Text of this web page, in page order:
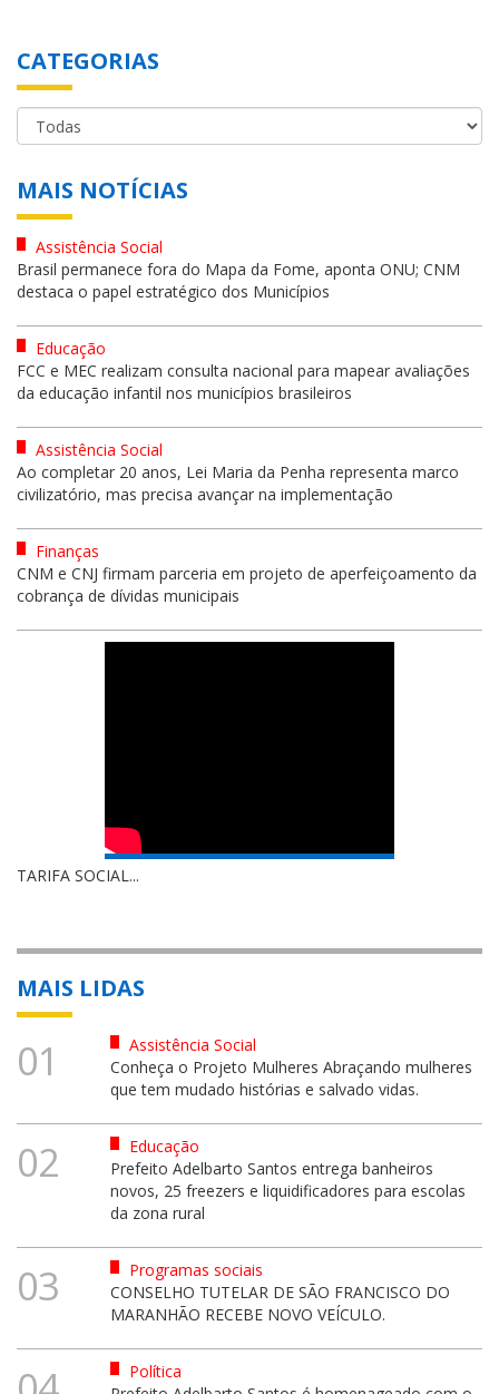
CATEGORIAS
MAIS NOTÍCIAS
Assistência Social
Brasil permanece fora do Mapa da Fome, aponta ONU; CNM
destaca o papel estratégico dos Municípios
Educação
FCC e MEC realizam consulta nacional para mapear avaliações
da educação infantil nos municípios brasileiros
Assistência Social
Ao completar 20 anos, Lei Maria da Penha representa marco
civilizatório, mas precisa avançar na implementação
Finanças
CNM e CNJ firmam parceria em projeto de aperfeiçoamento da
cobrança de dívidas municipais
TARIFA SOCIAL...
MAIS LIDAS
01
Assistência Social
Conheça o Projeto Mulheres Abraçando mulheres
que tem mudado histórias e salvado vidas.
02
Educação
Prefeito Adelbarto Santos entrega banheiros
novos, 25 freezers e liquidificadores para escolas
da zona rural
03
Programas sociais
CONSELHO TUTELAR DE SÃO FRANCISCO DO
MARANHÃO RECEBE NOVO VEÍCULO.
Política